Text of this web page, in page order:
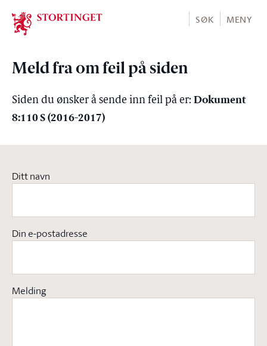
Stortinget.no
SØK MENY
Meld fra om feil på siden
Siden du ønsker å sende inn feil på er: Dokument
8:110 S (2016-2017)
Ditt navn
Din e-postadresse
Melding